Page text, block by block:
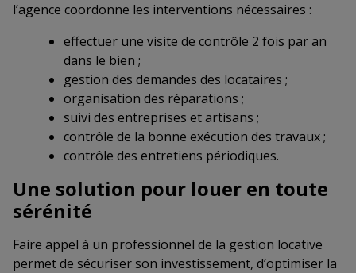
l’agence coordonne les interventions nécessaires :
effectuer une visite de contrôle 2 fois par an
dans le bien ;
gestion des demandes des locataires ;
organisation des réparations ;
suivi des entreprises et artisans ;
contrôle de la bonne exécution des travaux ;
contrôle des entretiens périodiques.
Une solution pour louer en toute
sérénité
Faire appel à un professionnel de la gestion locative
permet de sécuriser son investissement, d’optimiser la